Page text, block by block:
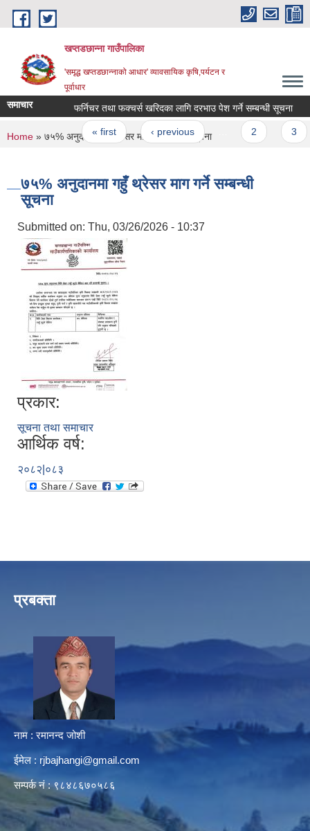
Skip to main content
खप्तडछान्ना गाउँपालिका
'समृद्ध खप्तडछान्नाको आधार' व्यावसायिक कृषि,पर्यटन र
पूर्वाधार
समाचार फर्निचर तथा फक्चर्स खरिदका लागि दरभाउ पेश गर्ने सम्बन्धी सूचना
Pages
« first ‹ previous …
You are here
Home » ७५% अनुदानमा गहुँ थ्रेसर माग गर्ने सम्बन्धी सूचना
७५% अनुदानमा गहुँ थ्रेसर माग गर्ने सम्बन्धी
सूचना
Submitted on: Thu, 03/26/2026 - 10:37
प्रकार:
सूचना तथा समाचार
आर्थिक वर्ष:
२०८२|०८३
प्रबक्ता
नाम : रमानन्द जोशी
ईमेल : rjbajhangi@gmail.com
सम्पर्क नं : ९८४८६७०५८६